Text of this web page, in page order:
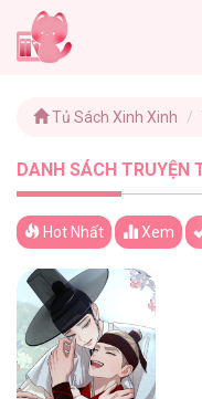
Tủ Sách Xinh Xinh
DANH SÁCH TRUYỆN THỤ
Hot Nhất Xem